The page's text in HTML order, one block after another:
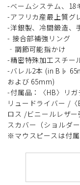
-ベームシステム、18
-アフリカ産最上質グ
-洋銀製、冷間鍛造、
- 接合部補強リング
‐調節可能指かけ
-精密特殊加工スチー
-バレル2本 (in B♭
および 65mm)
-付属品：〈HB〉リ
リュードライバー /
ロス /ビニールレザ
スカバー（ショルダ
※マウスピースは付属